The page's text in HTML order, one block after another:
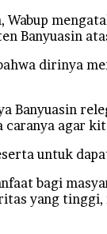
Wabup
Banyuasin
dirinya
Banyuasin
caranya agar
untuk
bagi
yang tinggi,